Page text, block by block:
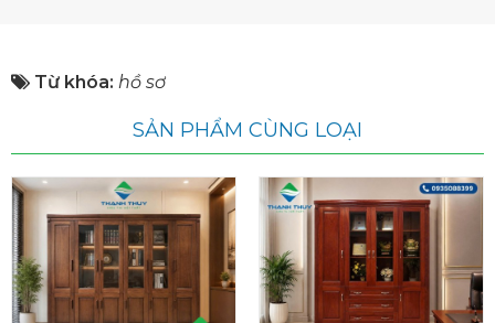
Từ khóa: hồ sơ
SẢN PHẨM CÙNG LOẠI